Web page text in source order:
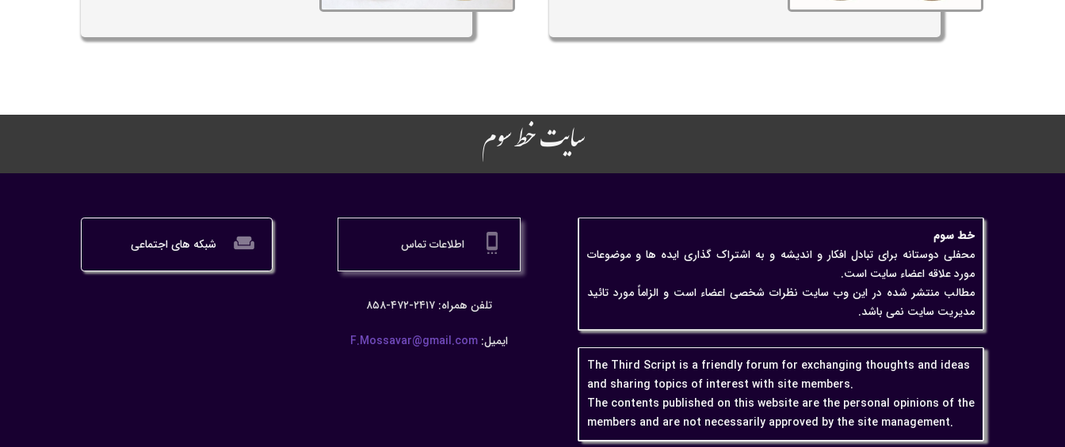
سایت خط سوم
خط سوم
محفلی دوستانه برای تبادل افکار و اندیشه و به اشتراک گذاری ایده ها و موضوعات
مورد علاقه اعضاء سایت است.
مطالب منتشر شده در این وب سایت نظرات شخصی اعضاء است و الزاماً مورد تائید
مدیریت سایت نمی باشد.
The Third Script is a friendly forum for exchanging thoughts and ideas
and sharing topics of interest with site members.
The contents published on this website are the personal opinions of the
members and are not necessarily approved by the site management.
settings_cell اطلاعات تماس
تلفن همراه: ۲۴۱۷-۴۷۲-۸۵۸
ایمیل:F.Mossavar@gmail.com
weekend شبکه های اجتماعی